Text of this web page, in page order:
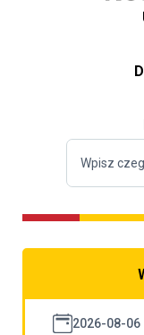
2026-08-06